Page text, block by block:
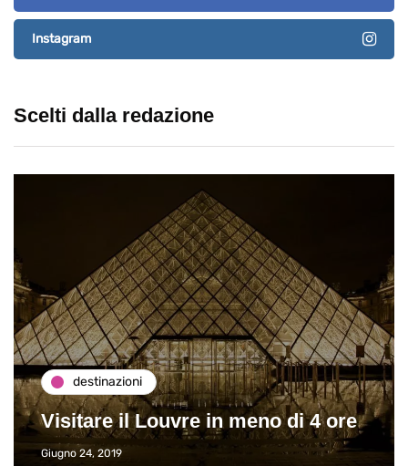
Instagram
Scelti dalla redazione
destinazioni
Visitare il Louvre in meno di 4 ore
Giugno 24, 2019